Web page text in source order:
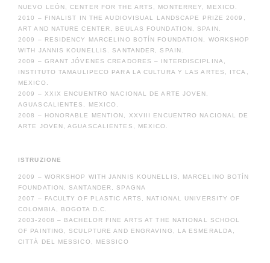
NUEVO LEÓN, CENTER FOR THE ARTS, MONTERREY, MEXICO.
2010 – FINALIST IN THE AUDIOVISUAL LANDSCAPE PRIZE 2009,
ART AND NATURE CENTER, BEULAS FOUNDATION, SPAIN.
2009 – RESIDENCY MARCELINO BOTÍN FOUNDATION, WORKSHOP
WITH JANNIS KOUNELLIS. SANTANDER, SPAIN.
2009 – GRANT JÓVENES CREADORES – INTERDISCIPLINA,
INSTITUTO TAMAULIPECO PARA LA CULTURA Y LAS ARTES, ITCA,
MEXICO.
2009 – XXIX ENCUENTRO NACIONAL DE ARTE JOVEN,
AGUASCALIENTES, MEXICO.
2008 – HONORABLE MENTION, XXVIII ENCUENTRO NACIONAL DE
ARTE JOVEN, AGUASCALIENTES, MEXICO.
ISTRUZIONE
2009 – WORKSHOP WITH JANNIS KOUNELLIS, MARCELINO BOTÍN
FOUNDATION, SANTANDER, SPAGNA
2007 – FACULTY OF PLASTIC ARTS, NATIONAL UNIVERSITY OF
COLOMBIA, BOGOTA D.C.
2003-2008 – BACHELOR FINE ARTS AT THE NATIONAL SCHOOL
OF PAINTING, SCULPTURE AND ENGRAVING, LA ESMERALDA,
CITTÀ DEL MESSICO, MESSICO